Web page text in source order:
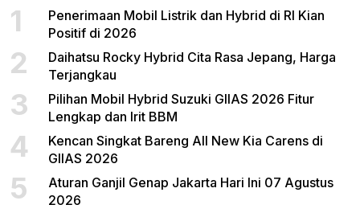
1
Penerimaan Mobil Listrik dan Hybrid di RI Kian
Positif di 2026
2
Daihatsu Rocky Hybrid Cita Rasa Jepang, Harga
Terjangkau
3
Pilihan Mobil Hybrid Suzuki GIIAS 2026 Fitur
Lengkap dan Irit BBM
4
Kencan Singkat Bareng All New Kia Carens di
GIIAS 2026
5
Aturan Ganjil Genap Jakarta Hari Ini 07 Agustus
2026